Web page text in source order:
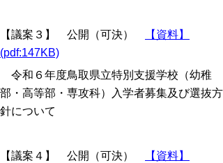
【議案３】 公開（可決）
【資料】
(pdf:147KB)
令和６年度鳥取県立特別支援学校（幼稚
部・高等部・専攻科）入学者募集及び選抜方
針について
【議案４】 公開（可決）
【資料】